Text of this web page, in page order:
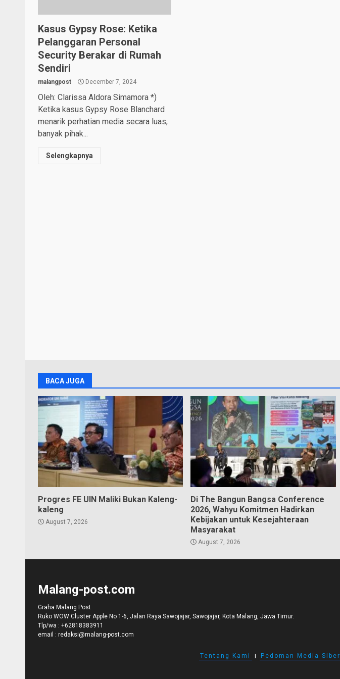
Kasus Gypsy Rose: Ketika
Pelanggaran Personal
Security Berakar di Rumah
Sendiri
malangpost December 7, 2024
Oleh: Clarissa Aldora Simamora *)
Ketika kasus Gypsy Rose Blanchard
menarik perhatian media secara luas,
banyak pihak...
Selengkapnya
BACA JUGA
Progres FE UIN Maliki Bukan Kaleng-
kaleng
August 7, 2026
Di The Bangun Bangsa Conference
2026, Wahyu Komitmen Hadirkan
Kebijakan untuk Kesejahteraan
Masyarakat
August 7, 2026
Malang-post.com
Graha Malang Post
Ruko WOW Cluster Apple No 1-6, Jalan Raya Sawojajar, Sawojajar, Kota Malang, Jawa Timur.
Tlp/wa : +62818383911
email : redaksi@malang-post.com
Tentang Kami I Pedoman Media Siber